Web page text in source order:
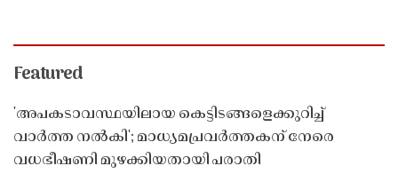
Featured
'അപകടാവസ്ഥയിലായ കെട്ടിടങ്ങളെക്കുറിച്ച്
വാർത്ത നൽകി'; മാധ്യമപ്രവർത്തകന് നേരെ
വധഭീഷണി മുഴക്കിയതായി പരാതി